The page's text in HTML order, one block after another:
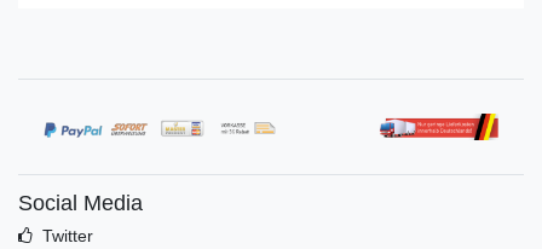
Social Media
Twitter